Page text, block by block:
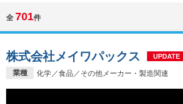
イベントを探す スカウト
就活ノウハウ・サポート
全 701件
業種 化学／食品／その他メーカー・製造関連
株式会社メイワパックス UPDATE